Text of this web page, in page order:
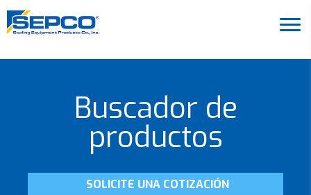
Buscador de
productos
SOLICITE UNA COTIZACIÓN